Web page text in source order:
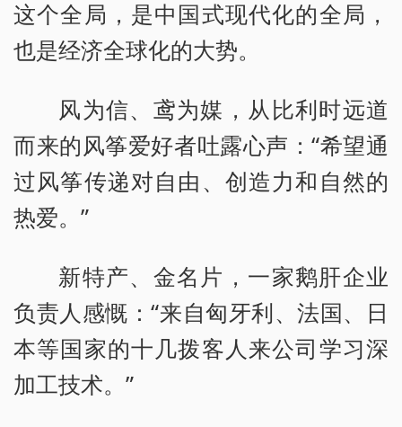
这个全局，是中国式现代化的全局，
也是经济全球化的大势。
风为信、鸢为媒，从比利时远道
而来的风筝爱好者吐露心声：“希望通
过风筝传递对自由、创造力和自然的
热爱。”
新特产、金名片，一家鹅肝企业
负责人感慨：“来自匈牙利、法国、日
本等国家的十几拨客人来公司学习深
加工技术。”